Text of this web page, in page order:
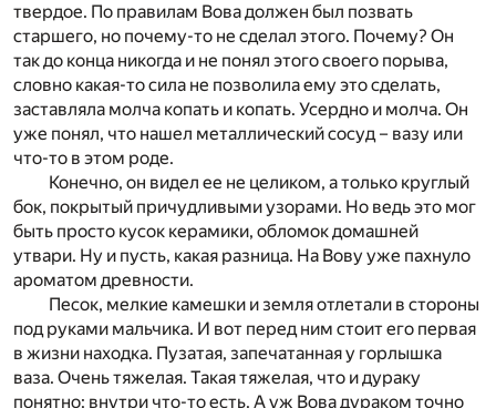
твердое. По правилам Вова должен был позвать
старшего, но почему-то не сделал этого. Почему? Он
так до конца никогда и не понял этого своего порыва,
словно какая-то сила не позволила ему это сделать,
заставляла молча копать и копать. Усердно и молча. Он
уже понял, что нашел металлический сосуд – вазу или
что-то в этом роде.
Конечно, он видел ее не целиком, а только круглый
бок, покрытый причудливыми узорами. Но ведь это мог
быть просто кусок керамики, обломок домашней
утвари. Ну и пусть, какая разница. На Вову уже пахнуло
ароматом древности.
Песок, мелкие камешки и земля отлетали в стороны
под руками мальчика. И вот перед ним стоит его первая
в жизни находка. Пузатая, запечатанная у горлышка
ваза. Очень тяжелая. Такая тяжелая, что и дураку
понятно: внутри что-то есть. А уж Вова дураком точно